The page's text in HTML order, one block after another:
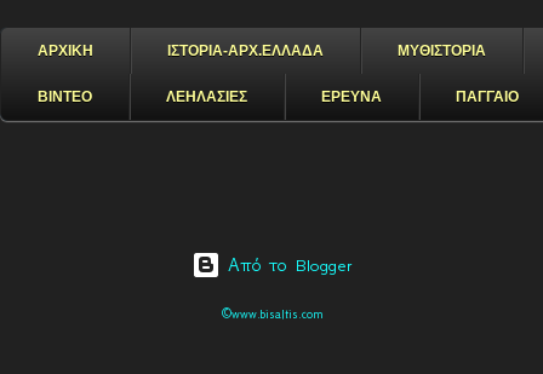
ΑΡΧΙΚΗ ΙΣΤΟΡΙΑ-ΑΡΧ.ΕΛΛΑΔΑ ΜΥΘΙΣΤΟΡΙΑ
ΒΙΝΤΕΟ ΛΕΗΛΑΣΙΕΣ ΕΡΕΥΝΑ ΠΑΓΓΑΙΟ
Από το Blogger
©www.bisaltis.com